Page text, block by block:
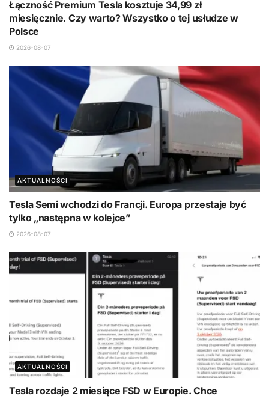
Łączność Premium Tesla kosztuje 34,99 zł
miesięcznie. Czy warto? Wszystko o tej usłudze w
Polsce
2026-08-07
AKTUALNOŚCI
Tesla Semi wchodzi do Francji. Europa przestaje być
tylko „następna w kolejce”
2026-08-07
AKTUALNOŚCI
Tesla rozdaje 2 miesiące FSD w Europie. Chce